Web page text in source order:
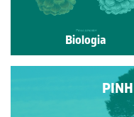
Biologia
Biologia